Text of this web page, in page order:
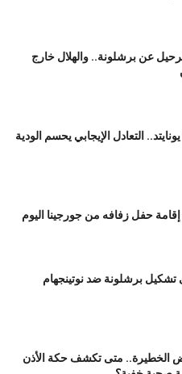
عن برشلونة.. والهلال خارج
التعادل الإيجابي يحسم الودية
حفل زفافه من جورجينا اليوم
برشلونة ضد نوتينجهام
الخطيرة.. متى تكشف حكة الأذن